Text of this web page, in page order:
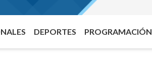
DEPORTES PROGRAMACIÓN